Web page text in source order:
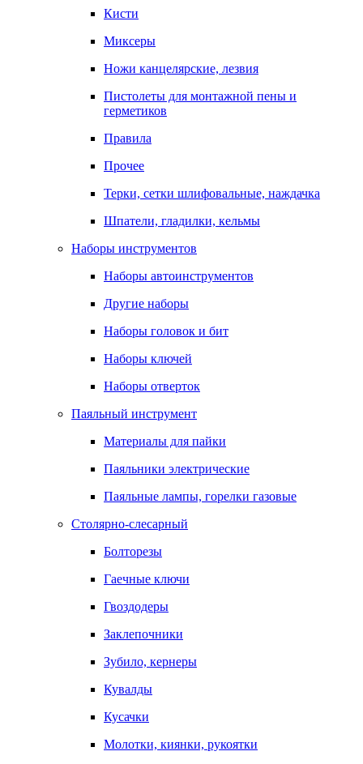
Кисти
Миксеры
Ножи канцелярские, лезвия
Пистолеты для монтажной пены и
герметиков
Правила
Прочее
Терки, сетки шлифовальные, наждачка
Шпатели, гладилки, кельмы
Наборы инструментов
Наборы автоинструментов
Другие наборы
Наборы головок и бит
Наборы ключей
Наборы отверток
Паяльный инструмент
Материалы для пайки
Паяльники электрические
Паяльные лампы, горелки газовые
Столярно-слесарный
Болторезы
Гаечные ключи
Гвоздодеры
Заклепочники
Зубило, кернеры
Кувалды
Кусачки
Молотки, киянки, рукоятки